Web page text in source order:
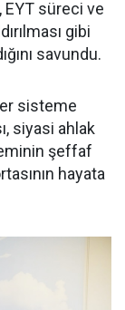
süreci ve
gibi
savundu.
sisteme
siyasi ahlak
şeffaf
hayata